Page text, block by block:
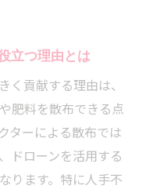
用ドローン活用
料散布が可能に
ローン制御技術
コストを最適化
立つ理由とは
く貢献する理由は、
肥料を散布できる点
ターによる散布では
ドローンを活用する
ります。特に人手不